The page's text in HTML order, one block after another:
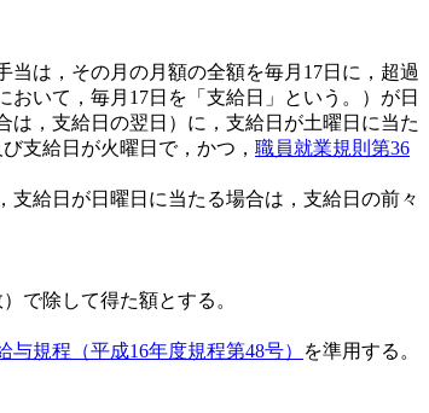
は，その月の月額の全額を毎月17日に，超過
いて，毎月17日を「支給日」という。）が日
は，支給日の翌日）に，支給日が土曜日に当た
支給日が火曜日で，かつ， 職員就業規則第36
給日が日曜日に当たる場合は，支給日の前々
で除して得た額とする。
規程（平成16年度規程第48号）
を準用する。